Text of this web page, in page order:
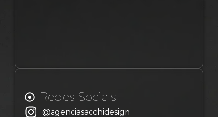
Redes Sociais
@agenciasacchidesign